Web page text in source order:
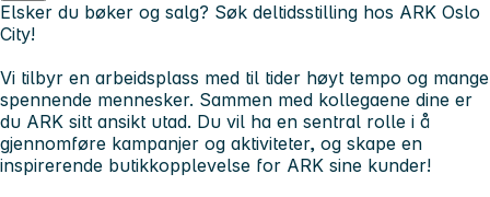
Elsker du bøker og salg? Søk deltidsstilling hos ARK Oslo
City!
Vi tilbyr en arbeidsplass med til tider høyt tempo og mange
spennende mennesker. Sammen med kollegaene dine er
du ARK sitt ansikt utad. Du vil ha en sentral rolle i å
gjennomføre kampanjer og aktiviteter, og skape en
inspirerende butikkopplevelse for ARK sine kunder!